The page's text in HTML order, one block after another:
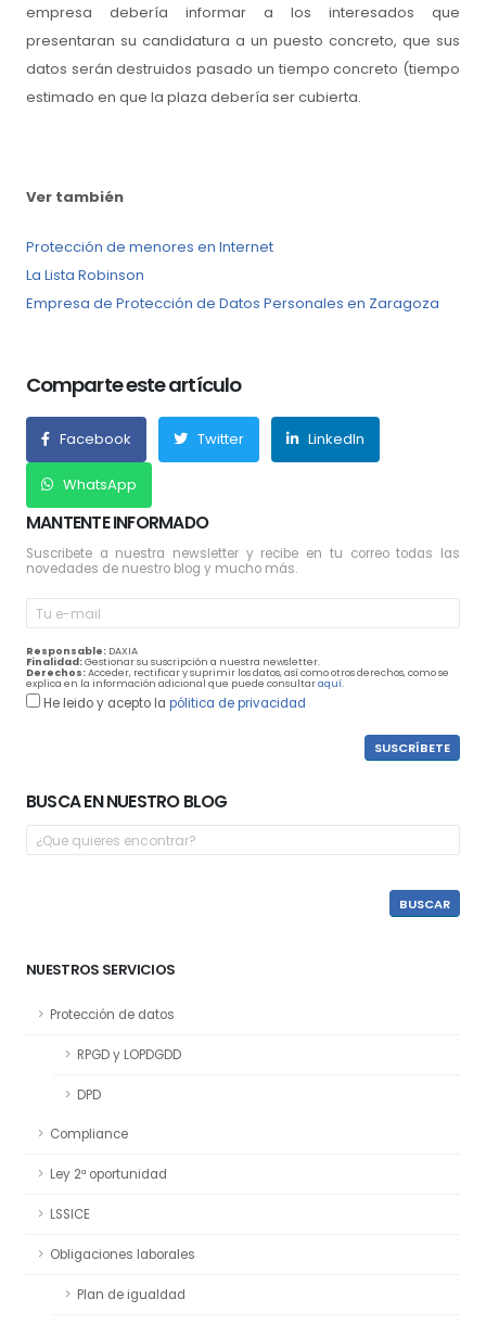
MANTENTE INFORMADO
Suscribete a nuestra newsletter y recibe en tu correo todas las
novedades de nuestro blog y mucho más.
Responsable: DAXIA
Finalidad:Gestionar su suscripción a nuestra newsletter.
Derechos:Acceder, rectificar y suprimir los datos, así como otros derechos, como se
explica en la información adicional que puede consultaraquí.
He leido y acepto la pólitica de privacidad
BUSCA EN NUESTRO BLOG
NUESTROS SERVICIOS
Protección de datos
RPGD y LOPDGDD
DPD
Compliance
Ley 2ª oportunidad
LSSICE
Obligaciones laborales
Plan de igualdad
empresa debería informar a los interesados que
presentaran su candidatura a un puesto concreto, que sus
datos serán destruidos pasado un tiempo concreto (tiempo
estimado en que la plaza debería ser cubierta.
Ver también
Protección de menores en Internet
La Lista Robinson
Empresa de Protección de Datos Personales en Zaragoza
Comparte este artículo
Facebook Twitter LinkedIn
WhatsApp